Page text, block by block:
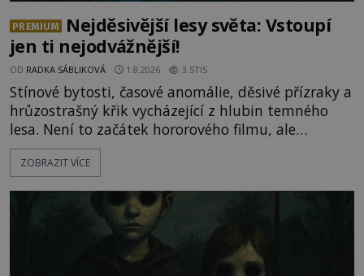
PREMIUM
Nejděsivější lesy světa: Vstoupí
jen ti nejodvážnější!
OD RADKA SÁBLIKOVÁ 1.8.2026 3.5TIS
Stínové bytosti, časové anomálie, děsivé přízraky a
hrůzostrašný křik vycházející z hlubin temného
lesa. Není to začátek hororového filmu, ale
události, které popisují návštěvníci lesů, které jsou
označovány jako nejděsivější na světě. Lidé bydlící
vyhýbají! Už jste o těchto lesích slyšeli? A odvážili
byste se je navštívit? [gallery ids="17
ZOBRAZIT VÍCE